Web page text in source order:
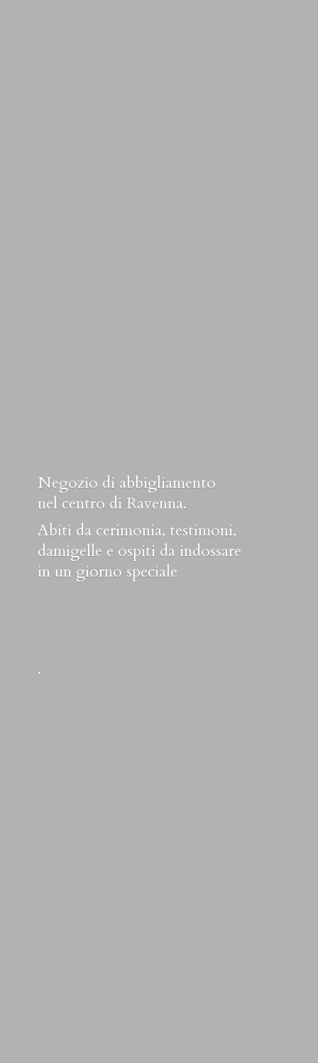
Negozio di abbigliamento
nel centro di Ravenna.
Abiti da cerimonia, testimoni,
damigelle e ospiti da indossare
in un giorno speciale
.